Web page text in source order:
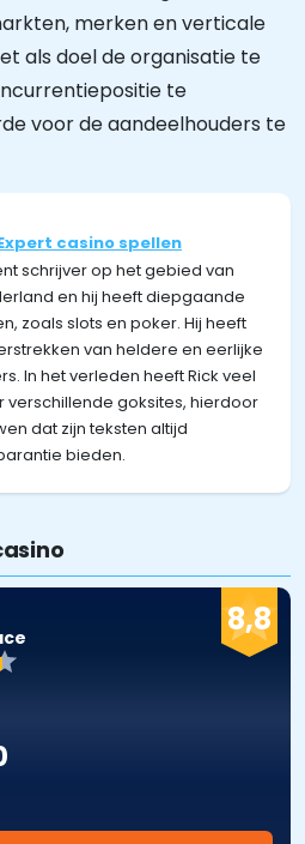
merken en verticale
als doel de organisatie te
te
voor de aandeelhouders te
casino spellen
schrijver op het gebied van
en hij heeft diepgaande
zoals slots en poker. Hij heeft
van heldere en eerlijke
In het verleden heeft Rick veel
goksites, hierdoor
dat zijn teksten altijd
bieden.
8,8